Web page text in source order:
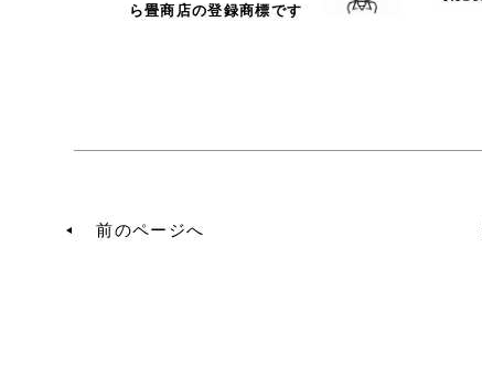
ら畳商店の登録商標です
前のページへ